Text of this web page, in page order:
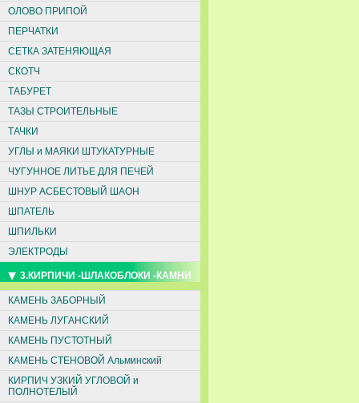
ОЛОВО ПРИПОЙ
ПЕРЧАТКИ
СЕТКА ЗАТЕНЯЮЩАЯ
СКОТЧ
ТАБУРЕТ
ТАЗЫ СТРОИТЕЛЬНЫЕ
ТАЧКИ
УГЛЫ и МАЯКИ ШТУКАТУРНЫЕ
ЧУГУННОЕ ЛИТЬЕ ДЛЯ ПЕЧЕЙ
ШНУР АСБЕСТОВЫЙ ШАОН
ШПАТЕЛЬ
ШПИЛЬКИ
ЭЛЕКТРОДЫ
3.КИРПИЧИ -ШЛАКОБЛОКИ -КАМНИ
КАМЕНЬ ЗАБОРНЫЙ
КАМЕНЬ ЛУГАНСКИЙ
КАМЕНЬ ПУСТОТНЫЙ
КАМЕНЬ СТЕНОВОЙ Альминский
КИРПИЧ УЗКИЙ УГЛОВОЙ и
ПОЛНОТЕЛЫЙ